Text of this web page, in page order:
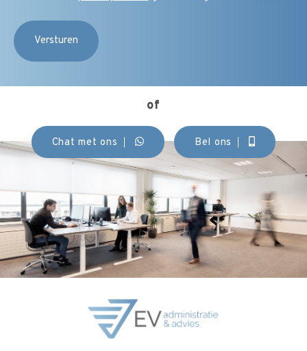
(Vereist)
of
Chat met ons Bel ons